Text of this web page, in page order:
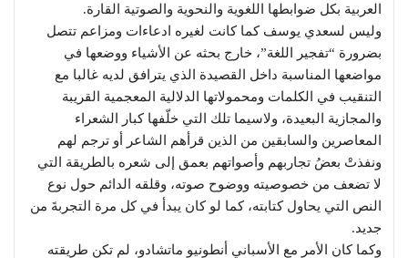
العربية بكل ضوابطها اللغوية والنحوية والصوتية القارة.
وليس لسعدي يوسف كما كانت لغيره ادعاءات ومزاعم تتصل
بضرورة “تفجير اللغة”، خارج بحثه عن الأشياء ووضعها في
مواضعها المناسبة داخل القصيدة الذي يترافق لديه غالبا مع
التنقيب في الكلمات ومحمولاتها الدلالية المعجمية القريبة
والمجازية البعيدة، ولاسيما تلك التي خلّفها كبار الشعراء
المعاصرين والسابقين من الذين قرأهم الشاعر أو ترجم لهم
ونفذتْ بعضُ تجاربهم وأصواتهم بعمق إلى شعره بالطريقة التي
لا تضعف من خصوصيته ووضوح صوته، وقلقه الدائم حول نوع
النص التي يحاول كتابته، كما لو كان يبدأ في كل مرة التجربةَ من
جديد.
وكما كان الأمر مع الأسباني أنطونيو ماتشادو، لم تكن طريقته